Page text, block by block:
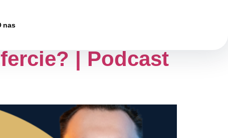
nas
| Podcast